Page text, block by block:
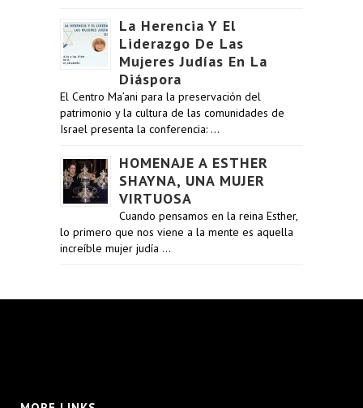
La Herencia Y El
Liderazgo De Las
Mujeres Judías En La
Diáspora
El Centro Ma’ani para la preservación del
patrimonio y la cultura de las comunidades de
Israel presenta la conferencia: …
HOMENAJE A ESTHER
SHAYNA, UNA MUJER
VIRTUOSA
Cuando pensamos en la reina Esther,
lo primero que nos viene a la mente es aquella
increíble mujer judía …